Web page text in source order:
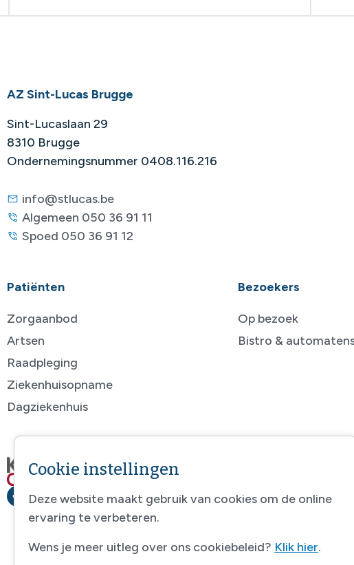
AZ Sint-Lucas Brugge
Sint-Lucaslaan 29
8310 Brugge
Ondernemingsnummer 0408.116.216
info@stlucas.be
Algemeen 050 36 91 11
Spoed 050 36 91 12
Patiënten
Zorgaanbod
Artsen
Raadpleging
Ziekenhuisopname
Dagziekenhuis
Bezoekers
Op bezoek
Bistro &
Cookie instellingen
Deze website maakt gebruik van cookies om de online
ervaring te verbeteren.
Wens je meer uitleg over ons cookiebeleid? Klik hier.